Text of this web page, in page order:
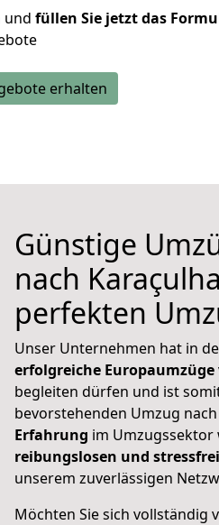
und füllen Sie jetzt das
erhalten
Günstige
nach
perfekten
Unser Unternehmen hat in
erfolgreiche Europaumzüge
begleiten dürfen und ist
bevorstehenden Umzug
Erfahrung im Umzugssektor
reibungslosen und
unserem zuverlässigen
Möchten Sie sich vollständig